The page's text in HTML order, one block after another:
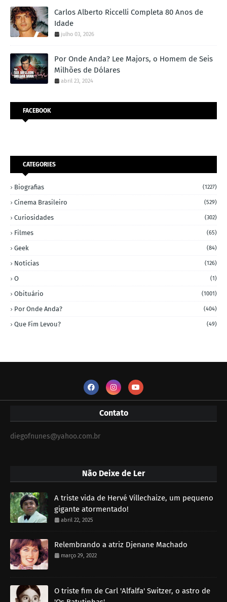
Carlos Alberto Riccelli Completa 80 Anos de
Idade
julho 03, 2026
Por Onde Anda? Lee Majors, o Homem de Seis
Milhões de Dólares
abril 23, 2024
FACEBOOK
CATEGORIES
Biografias (1227)
Cinema Brasileiro (529)
Curiosidades (302)
Filmes (65)
Geek (84)
Notícias (126)
O (1)
Obituário (1001)
Por Onde Anda? (404)
Que Fim Levou? (49)
Contato
diegofnunes@yahoo.com.br
Não Deixe de Ler
A triste vida de Hervé Villechaize, um pequeno
gigante atormentado!
abril 22, 2025
Relembrando a atriz Djenane Machado
março 29, 2022
O triste fim de Carl 'Alfalfa' Switzer, o astro de